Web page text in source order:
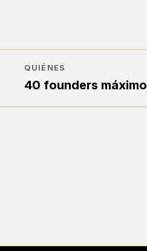
QUIÉNES
40 founders máximo